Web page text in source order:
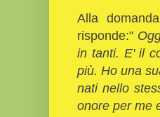
Alla
risponde:"
in tanti. E' il
più. Ho una
nati nello
onore per me